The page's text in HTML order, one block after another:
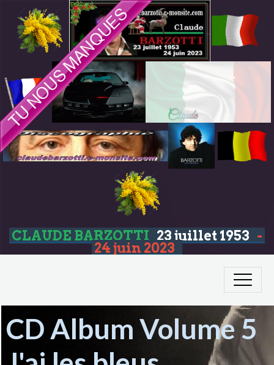
CLAUDE BARZOTTI 23 juillet 1953 -
24 juin 2023
CD Album Volume 5